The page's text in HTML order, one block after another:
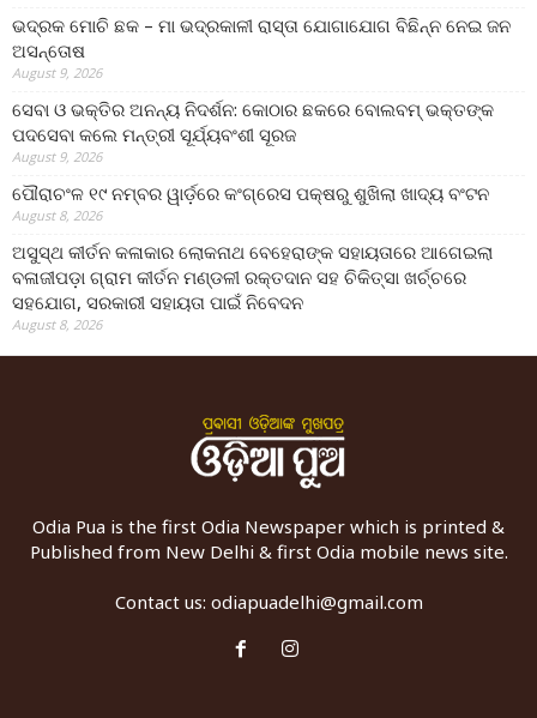
ଭଦ୍ରକ ମୋଚି ଛକ – ମା ଭଦ୍ରକାଳୀ ରାସ୍ତା ଯୋଗାଯୋଗ ବିଛିନ୍ନ ନେଇ ଜନ
ଅସନ୍ତୋଷ
August 9, 2026
ସେବା ଓ ଭକ୍ତିର ଅନନ୍ୟ ନିଦର୍ଶନ: କୋଠାର ଛକରେ ବୋଲବମ୍ ଭକ୍ତଙ୍କ
ପଦସେବା କଲେ ମନ୍ତ୍ରୀ ସୂର୍ଯ୍ୟବଂଶୀ ସୂରଜ
August 9, 2026
ପୌରାଚଂଳ ୧୯ ନମ୍ବର ୱାର୍ଡ଼ରେ କଂଗ୍ରେସ ପକ୍ଷରୁ ଶୁଖିଲା ଖାଦ୍ୟ ବଂଟନ
August 8, 2026
ଅସୁସ୍ଥ କୀର୍ତନ କଳାକାର ଲୋକନାଥ ବେହେରାଙ୍କ ସହାୟତାରେ ଆଗେଇଲା
ବଳାଜୀପଡ଼ା ଗ୍ରାମ କୀର୍ତନ ମଣ୍ଡଳୀ ରକ୍ତଦାନ ସହ ଚିକିତ୍ସା ଖର୍ଚ୍ଚରେ
ସହଯୋଗ, ସରକାରୀ ସହାୟତା ପାଇଁ ନିବେଦନ
August 8, 2026
Odia Pua is the first Odia Newspaper which is printed &
Published from New Delhi & first Odia mobile news site.
Contact us: odiapuadelhi@gmail.com